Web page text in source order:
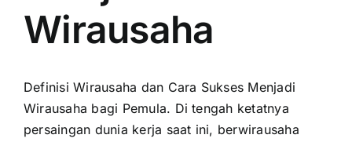
Wirausaha
Definisi Wirausaha dan Cara Sukses Menjadi
Wirausaha bagi Pemula. Di tengah ketatnya
persaingan dunia kerja saat ini, berwirausaha